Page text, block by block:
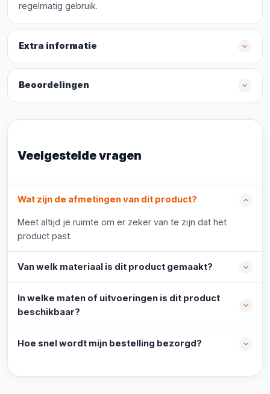
regelmatig gebruik.
Extra informatie
Beoordelingen
Veelgestelde vragen
Wat zijn de afmetingen van dit product?
Meet altijd je ruimte om er zeker van te zijn dat het
product past.
Van welk materiaal is dit product gemaakt?
In welke maten of uitvoeringen is dit product
beschikbaar?
Hoe snel wordt mijn bestelling bezorgd?